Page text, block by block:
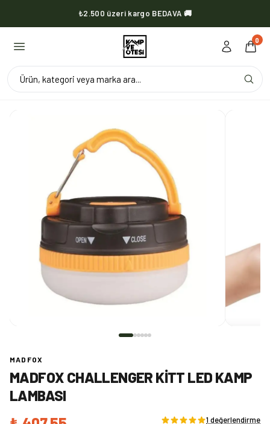
₺2.500 üzeri kargo BEDAVA 🚚
KVOX ürünlerinde kargo her zaman bedava 🔥
0
Ürün, kategori veya marka ara...
MADFOX
MADFOX CHALLENGER KITT LED KAMP
LAMBASI
1 değerlendirme